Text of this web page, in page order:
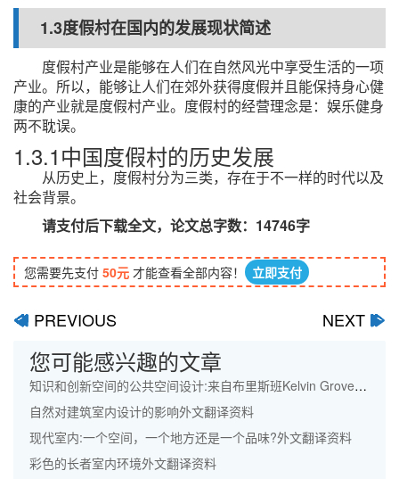
1.3度假村在国内的发展现状简述
度假村产业是能够在人们在自然风光中享受生活的一项
产业。所以，能够让人们在郊外获得度假并且能保持身心健
康的产业就是度假村产业。度假村的经营理念是：娱乐健身
两不耽误。
1.3.1中国度假村的历史发展
从历史上，度假村分为三类，存在于不一样的时代以及
社会背景。
请支付后下载全文，论文总字数：14746字
您需要先支付 50元 才能查看全部内容！ 立即支付
ﰊ PREVIOUS NEXT ﰋ
您可能感兴趣的文章
知识和创新空间的公共空间设计:来自布里斯班Kelvin Grove城中村的学习外文翻译资料
自然对建筑室内设计的影响外文翻译资料
现代室内:一个空间，一个地方还是一个品味?外文翻译资料
彩色的长者室内环境外文翻译资料